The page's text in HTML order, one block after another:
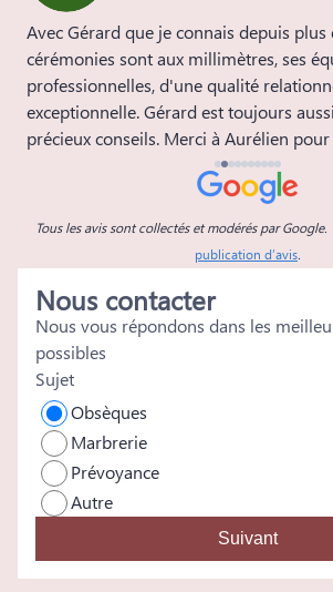
Avec Gérard que je connais depuis plus
cérémonies sont aux millimètres, ses
professionnelles, d'une qualité
exceptionnelle. Gérard est toujours
précieux conseils. Merci à Aurélien
professionnalisme et sa bienveillance.
l'équipe. Simon et sa famille
Tous les avis sont collectés et modérés par
publication d’avis.
Nous contacter
Nous vous répondons dans les
possibles
Sujet
Obsèques
Marbrerie
Prévoyance
Autre
Suivant